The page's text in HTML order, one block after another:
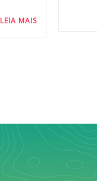
LEIA MAIS